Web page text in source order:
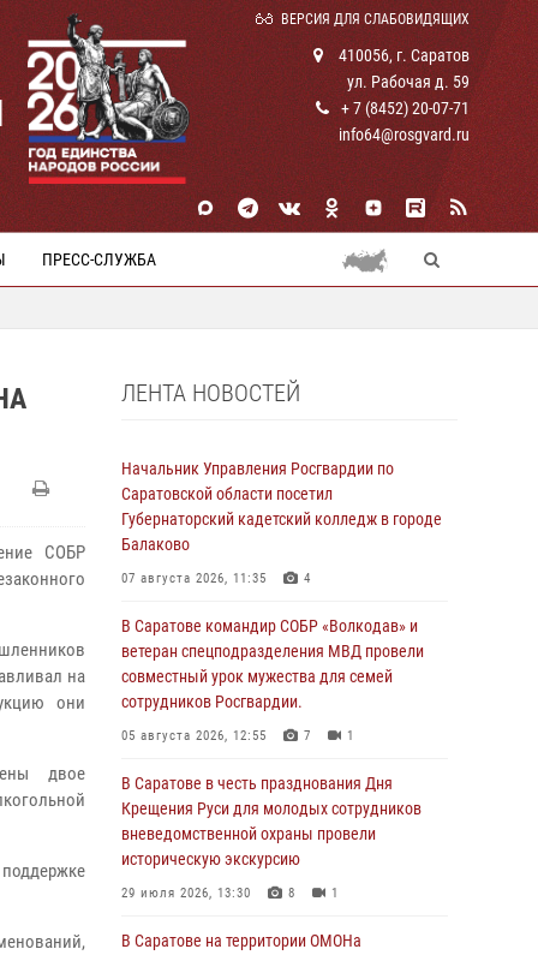
ВЕРСИЯ ДЛЯ СЛАБОВИДЯЩИХ
410056, г. Саратов
ул. Рабочая д. 59
+ 7 (8452) 20-07-71
info64@rosgvard.ru
ПРЕСС-СЛУЖБА
СОБР
на
они
двое
ЛЕНТА НОВОСТЕЙ
Начальник Управления Росгвардии по
Саратовской области посетил
Губернаторский кадетский колледж в городе
Балаково
07 августа 2026, 11:35 4
В Саратове командир СОБР «Волкодав» и
ветеран спецподразделения МВД провели
совместный урок мужества для семей
сотрудников Росгвардии.
05 августа 2026, 12:55 7 1
В Саратове в честь празднования Дня
Крещения Руси для молодых сотрудников
вневедомственной охраны провели
историческую экскурсию
29 июля 2026, 13:30 8 1
В Саратове на территории ОМОНа